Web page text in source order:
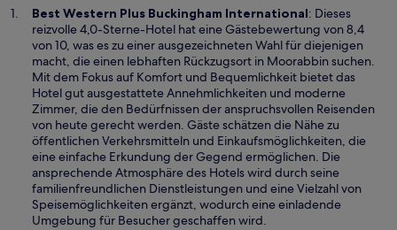
Best Western Plus Buckingham InternationalW
i
r
d
i
n
e
i
n
e
m
n
e
: Dieses
reizvolle 4,0-Sterne-Hotel hat eine Gästebewertung von 8,4
von 10, was es zu einer ausgezeichneten Wahl für diejenigen
macht, die einen lebhaften Rückzugsort in Moorabbin suchen.
Mit dem Fokus auf Komfort und Bequemlichkeit bietet das
Hotel gut ausgestattete Annehmlichkeiten und moderne
Zimmer, die den Bedürfnissen der anspruchsvollen Reisenden
von heute gerecht werden. Gäste schätzen die Nähe zu
öffentlichen Verkehrsmitteln und Einkaufsmöglichkeiten, die
eine einfache Erkundung der Gegend ermöglichen. Die
ansprechende Atmosphäre des Hotels wird durch seine
familienfreundlichen Dienstleistungen und eine Vielzahl von
Speisemöglichkeiten ergänzt, wodurch eine einladende
Umgebung für Besucher geschaffen wird.